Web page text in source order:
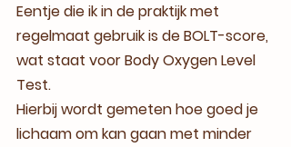
Eentje die ik in de praktijk met
regelmaat gebruik is de BOLT-score,
wat staat voor Body Oxygen Level
Test.
Hierbij wordt gemeten hoe goed je
lichaam om kan gaan met minder